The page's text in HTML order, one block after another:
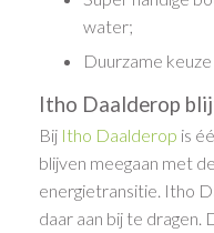
water;
Duurzame
Itho Daalderop
Bij Itho Daalderop is
blijven meegaan met
energietransitie. Itho
daar aan bij te dragen.